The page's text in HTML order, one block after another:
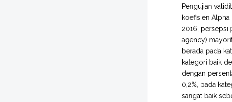
Pengujian
koefisien
2016, persepsi
agency)
berada pada
kategori baik
dengan
0,2%, pada
sangat baik